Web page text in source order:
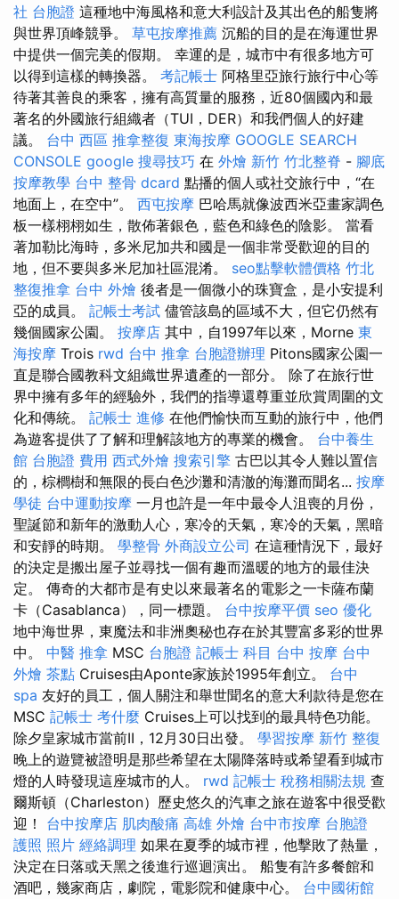
社 台胞證 這種地中海風格和意大利設計及其出色的船隻將
與世界頂峰競爭。 草屯按摩推薦 沉船的目的是在海運世界
中提供一個完美的假期。 幸運的是，城市中有很多地方可
以得到這樣的轉換器。 考記帳士 阿格里亞旅行旅行中心等
待著其善良的乘客，擁有高質量的服務，近80個國內和最
著名的外國旅行組織者（TUI，DER）和我們個人的好建
議。 台中 西區 推拿整復 東海按摩 GOOGLE SEARCH
CONSOLE google 搜尋技巧 在 外燴 新竹 竹北整脊 - 腳底
按摩教學 台中 整骨 dcard 點播的個人或社交旅行中，“在
地面上，在空中”。 西屯按摩 巴哈馬就像波西米亞畫家調色
板一樣栩栩如生，散佈著銀色，藍色和綠色的陰影。 當看
著加勒比海時，多米尼加共和國是一個非常受歡迎的目的
地，但不要與多米尼加社區混淆。 seo點擊軟體價格 竹北
整復推拿 台中 外燴 後者是一個微小的珠寶盒，是小安提利
亞的成員。 記帳士考試 儘管該島的區域不大，但它仍然有
幾個國家公園。 按摩店 其中，自1997年以來，Morne 東
海按摩 Trois rwd 台中 推拿 台胞證辦理 Pitons國家公園一
直是聯合國教科文組織世界遺產的一部分。 除了在旅行世
界中擁有多年的經驗外，我們的指導還尊重並欣賞周圍的文
化和傳統。 記帳士 進修 在他們愉快而互動的旅行中，他們
為遊客提供了了解和理解該地方的專業的機會。 台中養生
館 台胞證 費用 西式外燴 搜索引擎 古巴以其令人難以置信
的，棕櫚樹和無限的長白色沙灘和清澈的海灘而聞名... 按摩
學徒 台中運動按摩 一月也許是一年中最令人沮喪的月份，
聖誕節和新年的激動人心，寒冷的天氣，寒冷的天氣，黑暗
和安靜的時期。 學整骨 外商設立公司 在這種情況下，最好
的決定是搬出屋子並尋找一個有趣而溫暖的地方的最佳決
定。 傳奇的大都市是有史以來最著名的電影之一卡薩布蘭
卡（Casablanca），同一標題。 台中按摩平價 seo 優化
地中海世界，東魔法和非洲奧秘也存在於其豐富多彩的世界
中。 中醫 推拿 MSC 台胞證 記帳士 科目 台中 按摩 台中
外燴 茶點 Cruises由Aponte家族於1995年創立。 台中
spa 友好的員工，個人關注和舉世聞名的意大利款待是您在
MSC 記帳士 考什麼 Cruises上可以找到的最具特色功能。
除夕皇家城市當前II，12月30日出發。 學習按摩 新竹 整復
晚上的遊覽被證明是那些希望在太陽降落時或希望看到城市
燈的人時發現這座城市的人。 rwd 記帳士 稅務相關法規 查
爾斯頓（Charleston）歷史悠久的汽車之旅在遊客中很受歡
迎！ 台中按摩店 肌肉酸痛 高雄 外燴 台中市按摩 台胞證
護照 照片 經絡調理 如果在夏季的城市裡，他擊敗了熱量，
決定在日落或天黑之後進行巡迴演出。 船隻有許多餐館和
酒吧，幾家商店，劇院，電影院和健康中心。 台中國術館